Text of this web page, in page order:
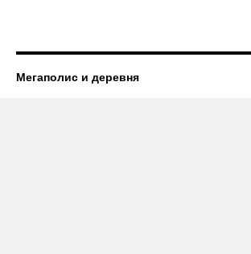
Мегаполис и деревня